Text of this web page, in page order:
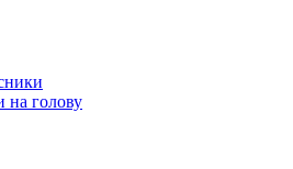
на голову